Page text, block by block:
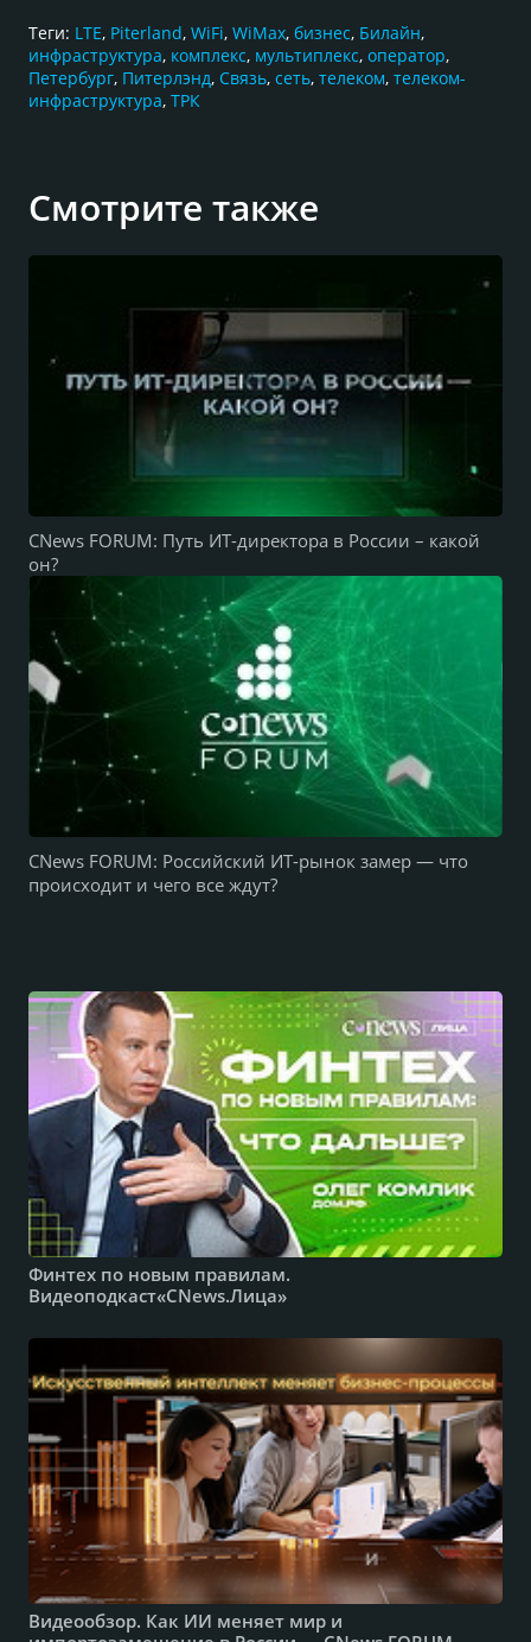
Теги: LTE, Piterland, WiFi, WiMax, бизнес, Билайн,
инфраструктура, комплекс, мультиплекс, оператор,
Петербург, Питерлэнд, Связь, сеть, телеком, телеком-
инфраструктура, ТРК
Смотрите также
CNews FORUM: Путь ИТ-директора в России – какой
он?
CNews FORUM: Российский ИТ-рынок замер — что
происходит и чего все ждут?
Финтех по новым правилам.
Видеоподкаст«CNews.Лица»
Видеообзор. Как ИИ меняет мир и